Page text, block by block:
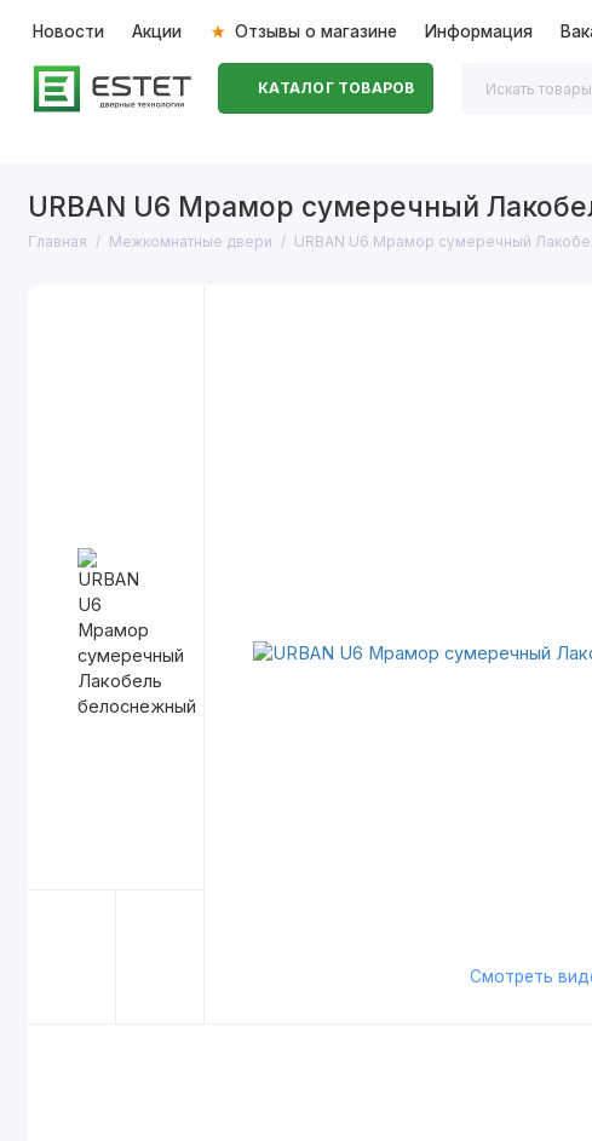
Новости Акции Отзывы о магазине Информация
КАТАЛОГ ТОВАРОВ
URBAN U6 Мрамор сумеречный
Главная Межкомнатные двери URBAN U6 Мрамор сумеречный
Смотреть